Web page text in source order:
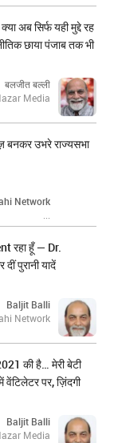
अब सिर्फ यही मुद्दे रह
छाया पंजाब तक भी
बलजीत बल्ली
Media
बनकर उभरे राज्यसभा
Network
...
रहा हूँ — Dr.
पुरानी यादें
Baljit Balli
Network
की है… मेरी बेटी
वेंटिलेटर पर, ज़िंदगी
Baljit Balli
Media